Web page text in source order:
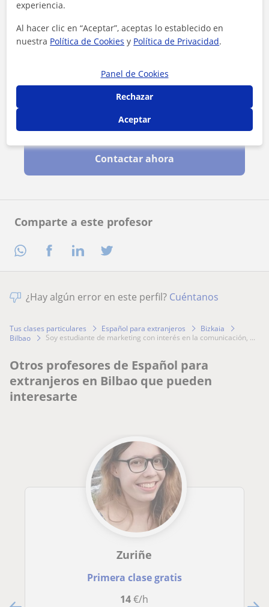
Comparte a este profesor
Al hacer clic, aceptas nuestroaviso legal
Contactar ahora
¿Hay algún error en este perfil? Cuéntanos
Tus clases particulares Español para extranjeros
Bizkaia
Bilbao
soy estudiante de marketing con interés en la comunicación, ...
Otros profesores de Español para
extranjeros en Bilbao que pueden
interesarte
Zuriñe
Primera clase gratis
14€/h
experiencia.
Al hacer clic en “Aceptar”, aceptas lo establecido en
nuestra Política de Cookies y Política de Privacidad.
Panel de Cookies
Rechazar
Aceptar